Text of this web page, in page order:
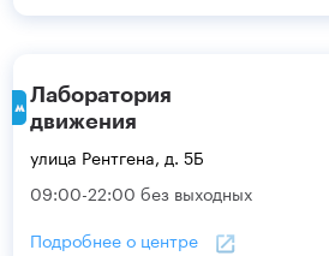
Лаборатория
движения
улица Рентгена, д. 5Б
09:00-22:00 без выходных
Подробнее о центре